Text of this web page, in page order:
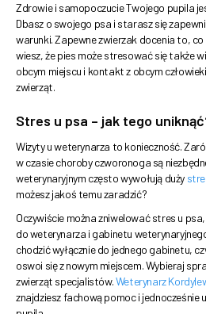
Zdrowie i samopoczucie Twojego pupila
Dbasz o swojego psa i starasz się
warunki. Zapewne zwierzak docenia to,
wiesz, że pies może stresować się także
obcym miejscu i kontakt z obcym
zwierząt.
Stres u psa – jak tego
Wizyty u weterynarza to konieczność.
w czasie choroby czworonoga są
weterynaryjnym często wywołują duży
możesz jakoś temu zaradzić?
Oczywiście można zniwelować stres u
do weterynarza i gabinetu
chodzić wyłącznie do jednego gabinetu,
oswoi się z nowym miejscem. Wybieraj
zwierząt specjalistów.Weterynarz
znajdziesz fachową pomoc i jednocześnie